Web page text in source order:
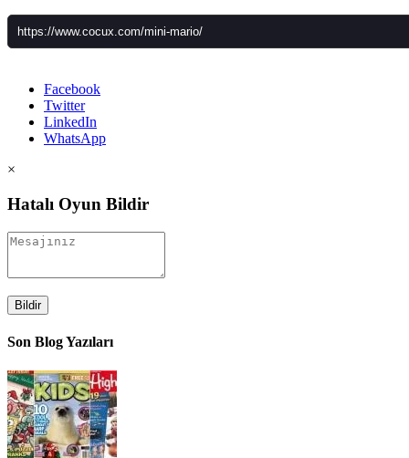
Facebook
Twitter
LinkedIn
WhatsApp
×
Hatalı Oyun Bildir
Bildir
Son Blog Yazıları